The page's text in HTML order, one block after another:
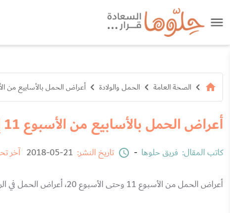
الصحة العامة الحمل والولادة أعراض الحمل بالأسابيع من الأسبوع 11 إلى
أعراض الحمل بالأسابيع من الأسبوع 11 إلى الأسبوع 20
كاتب المقال: فريق حلوها - تاريخ النشر: 21-05-2018 آخر
أعراض الحمل من الأسبوع 11 وحتى الأسبوع 20، أعراض الحمل في الرابع والخامس بالتفصيل وأعراض الحمل بالأسابيع حتى الأسبوع العشرين